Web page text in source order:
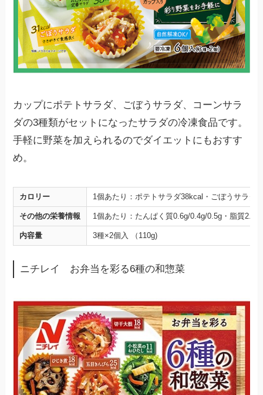
カップにポテトサラダ、ごぼうサラダ、コーンサラ
ダの3種類がセットになったサラダの冷凍食品です。
手軽に野菜を加えられるのでダイエットにもおすす
め。
カロリー 1個あたり：ポテトサラダ38kcal・ごぼうサラダ
その他の栄養情報 1個あたり：たんぱく質0.6g/0.4g/0.5g・脂質
内容量 3種×2個入 （110g)
ニチレイ お弁当を彩る6種の和惣菜